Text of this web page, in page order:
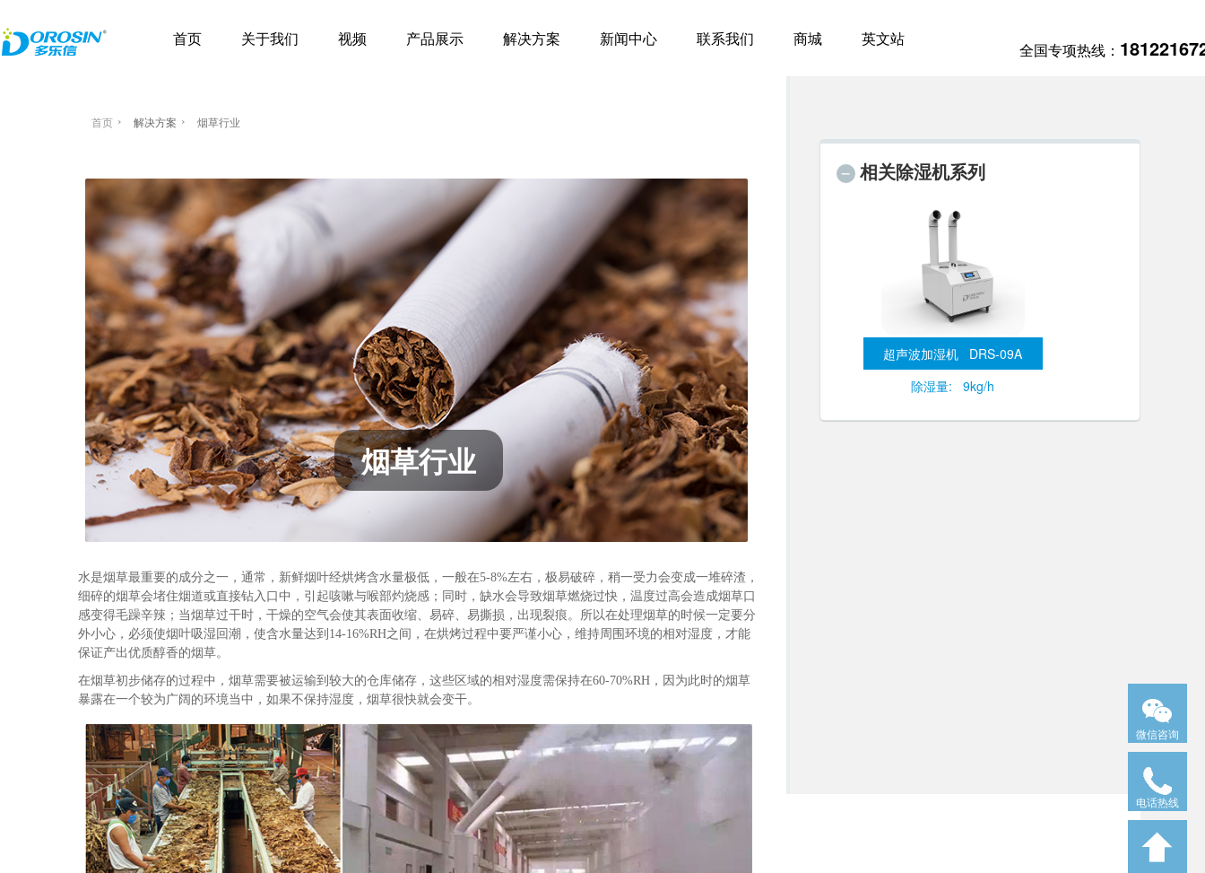
首页 关于我们 视频 产品展示 解决方案 新闻中心 联系我们 商城 英文站
全国专项热线：
首页 解决方案 烟草行业
烟草行业
水是烟草最重要的成分之一，通常，新鲜烟叶经烘烤含水量极低，一般在5-8%左右，极易破碎，稍一受力会变成一堆碎渣，
细碎的烟草会堵住烟道或直接钻入口中，引起咳嗽与喉部灼烧感；同时，缺水会导致烟草燃烧过快，温度过高会造成烟草口
感变得毛躁辛辣；当烟草过干时，干燥的空气会使其表面收缩、易碎、易撕损，出现裂痕。所以在处理烟草的时候一定要分
外小心，必须使烟叶吸湿回潮，使含水量达到14-16%RH之间，在烘烤过程中要严谨小心，维持周围环境的相对湿度，才能
保证产出优质醇香的烟草。
在烟草初步储存的过程中，烟草需要被运输到较大的仓库储存，这些区域的相对湿度需保持在60-70%RH，因为此时的烟草
暴露在一个较为广阔的环境当中，如果不保持湿度，烟草很快就会变干。
相关除湿机系列
超声波加湿机 DRS-09A
除湿量: 9kg/h
微信咨询
电话热线